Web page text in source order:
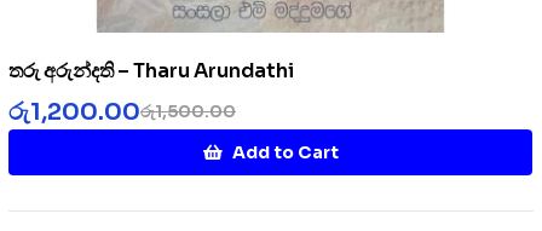
තරු අරුන්දති – Tharu Arundathi
රු1,500.00
රු1,200.00
Add to Cart